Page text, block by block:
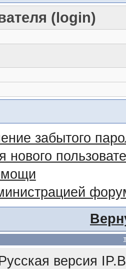
(login)
забытого
нового
версия